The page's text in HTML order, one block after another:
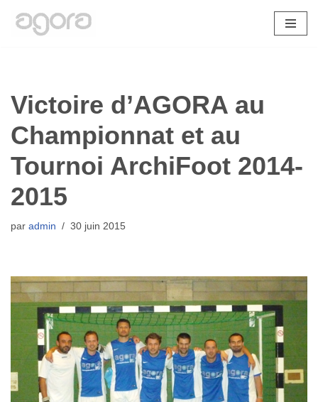
Victoire d’AGORA au
Championnat et au
Tournoi ArchiFoot 2014-
2015
par admin 30 juin 2015